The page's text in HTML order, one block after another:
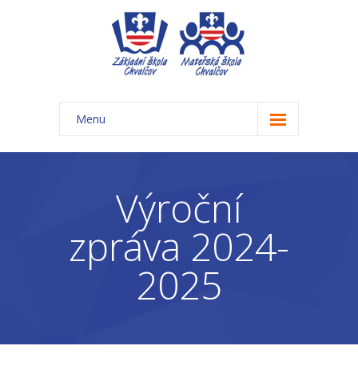
Menu
Úvod
-- Aktuality ZŠ
-- Třídy ZŠ
-- Organizace školního roku ZŠ
Výroční
zpráva 2024-
2025